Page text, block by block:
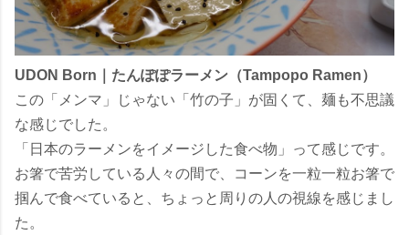
UDON Born｜たんぽぽラーメン（Tampopo Ramen）
この「メンマ」じゃない「竹の子」が固くて、麺も不思議
な感じでした。
「日本のラーメンをイメージした食べ物」って感じです。
お箸で苦労している人々の間で、コーンを一粒一粒お箸で
掴んで食べていると、ちょっと周りの人の視線を感じまし
た。